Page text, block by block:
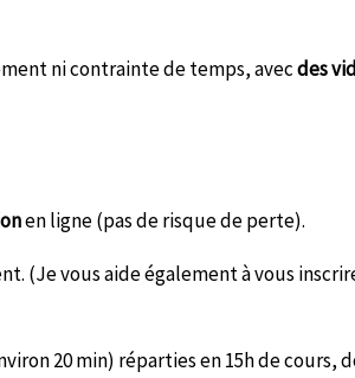
ni contrainte de temps, avecdes
en ligne (pas de risque de perte).
(Je vous aide également à vous
20 min) réparties en 15h de cours,